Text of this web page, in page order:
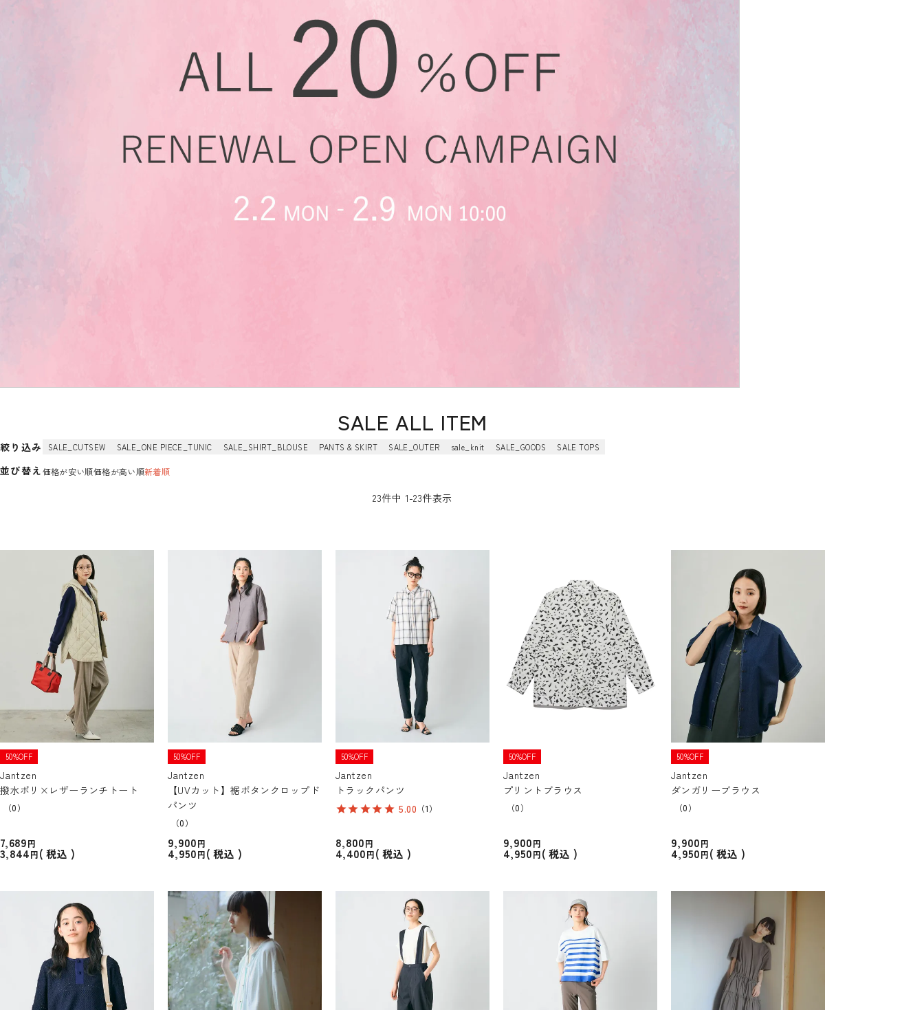
SALE ALL ITEM
絞り込み SALE_CUTSEW SALE_ONE PIECE_TUNIC SALE_SHIRT_BLOUSE PANTS & SKIRT SALE_OUTER sale_knit SALE_GOODS SALE TOPS
並び替え価格が安い順価格が高い順新着順
23件中 1-23件表示
50%OFF
Jantzen
撥水ポリ×レザーランチトート
（0）
7,689
3,844 税込
50%OFF
Jantzen
【UVカット】裾ボタンクロップド
パンツ
（0）
9,900
4,950 税込
50%OFF
Jantzen
トラックパンツ
5.00 （1）
8,800
4,400 税込
50%OFF
Jantzen
プリントブラウス
（0）
9,900
4,950 税込
50%OFF
Jantzen
ダンガリーブラウス
（0）
9,900
4,950 税込